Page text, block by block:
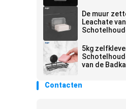
Transparant
De muur
Leachate
Zelfklevende
Zeephouder
5kg
van de
Contacten